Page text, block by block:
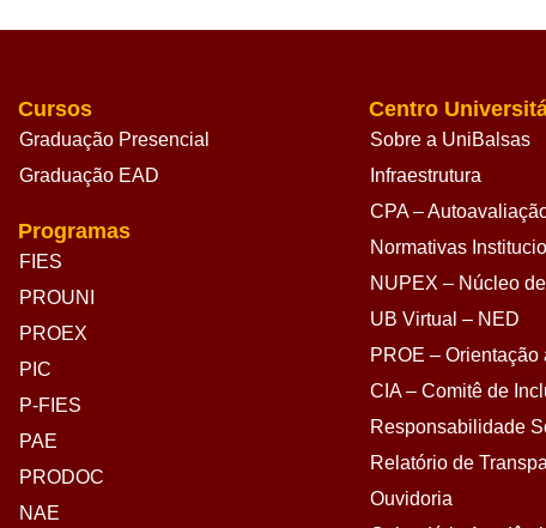
Cursos
Graduação Presencial
Graduação EAD
Programas
FIES
PROUNI
PROEX
PIC
P-FIES
PAE
PRODOC
NAE
Centro
Sobre a UniBalsas
Infraestrutura
CPA –
Normativas
NUPEX – Núcleo
UB Virtual – NED
PROE – Orientação
CIA – Comitê de
Responsabilidade
Relatório de
Ouvidoria